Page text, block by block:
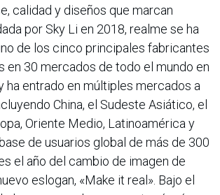
calidad y diseños que marcan
por Sky Li en 2018, realme se ha
de los cinco principales fabricantes
en 30 mercados de todo el mundo en
ha entrado en múltiples mercados a
China, el Sudeste Asiático, el
Oriente Medio, Latinoamérica y
de usuarios global de más de 300
el año del cambio de imagen de
eslogan, «Make it real». Bajo el